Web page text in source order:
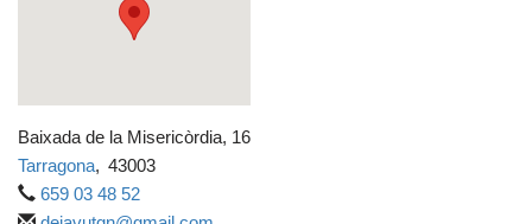
Baixada de la Misericòrdia, 16
Tarragona, 43003
659 03 48 52